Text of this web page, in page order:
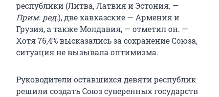
республики (Литва, Латвия и Эстония. —
Прим. ред.), две кавказские — Армения и
Грузия, а также Молдавия, — отметил он. —
Хотя 76,4% высказались за сохранение Союза,
ситуация не вызывала оптимизма.
Руководители оставшихся девяти республик
решили создать Союз суверенных государств